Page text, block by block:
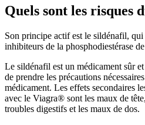
Quels sont les risques
Son principe actif est le sildénafil, qui
inhibiteurs de la phosphodiestérase
Le sildénafil est un médicament sûr
de prendre les précautions
médicament. Les effets secondaires
avec le Viagra® sont les maux de
troubles digestifs et les maux de dos.